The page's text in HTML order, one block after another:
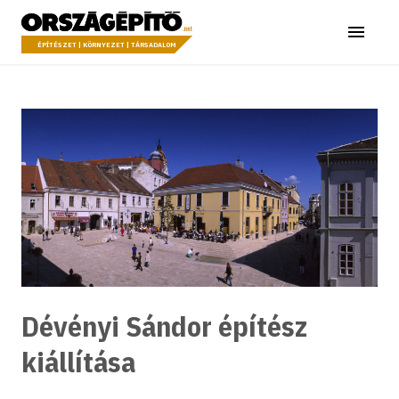
a tartalomhoz
Országépítő
ÉPÍTÉSZET | KÖRNYEZET | TÁRSADALOM Menü
Dévényi Sándor építész
kiállítása